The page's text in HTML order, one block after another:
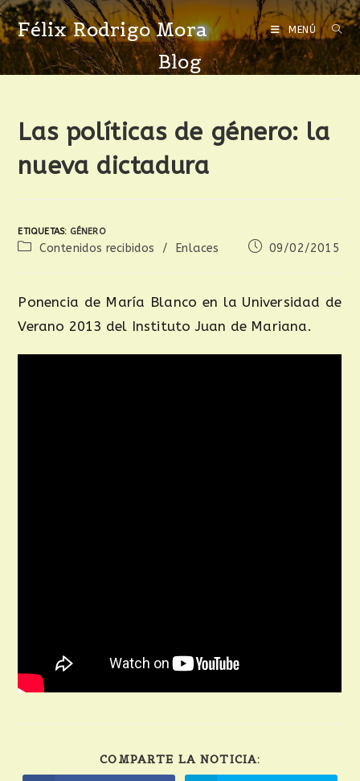
Félix Rodrigo Mora MENÚ
Blog
Las políticas de género: la
nueva dictadura
ETIQUETAS: GÉNERO
Contenidos recibidos / Enlaces 09/02/2015
Ponencia de María Blanco en la Universidad de
Verano 2013 del Instituto Juan de Mariana.
COMPARTE LA NOTICIA: